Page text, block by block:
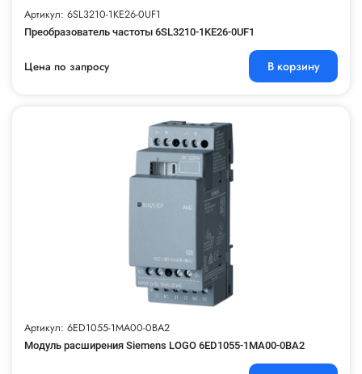
Артикул: 6SL3210-1KE26-0UF1
Преобразователь частоты 6SL3210-1KE26-0UF1
Цена по запросу В корзину
Артикул: 6ED1055-1MA00-0BA2
Модуль расширения Siemens LOGO 6ED1055-1MA00-0BA2